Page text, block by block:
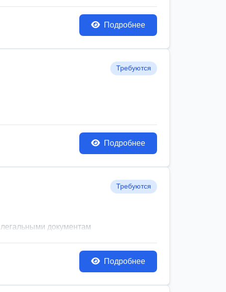
Подробнее
Требуются
Подробнее
Требуются
документам
Подробнее